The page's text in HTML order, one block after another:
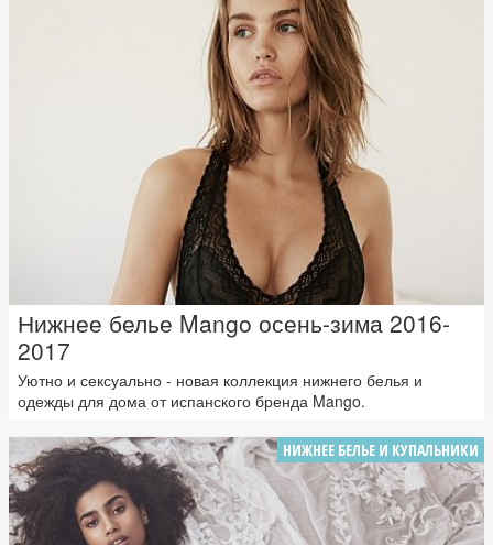
Нижнее белье Mango осень-зима 2016-
2017
Уютно и сексуально - новая коллекция нижнего белья и
одежды для дома от испанского бренда Mango.
НИЖНЕЕ БЕЛЬЕ И КУПАЛЬНИКИ